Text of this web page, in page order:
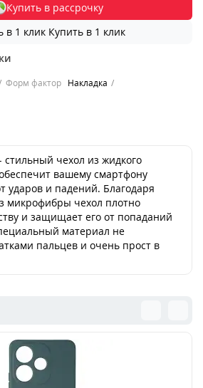
Купить в рассрочку
Купить в 1 клик
Форм фактор Накладка
чехол из жидкого
вашему смартфону
ударов и падений. Благодаря
микрофибры чехол плотно
и защищает его от попаданий
материал не
пальцев и очень прост в